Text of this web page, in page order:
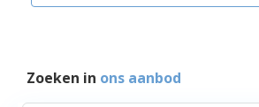
Zoeken in ons aanbod